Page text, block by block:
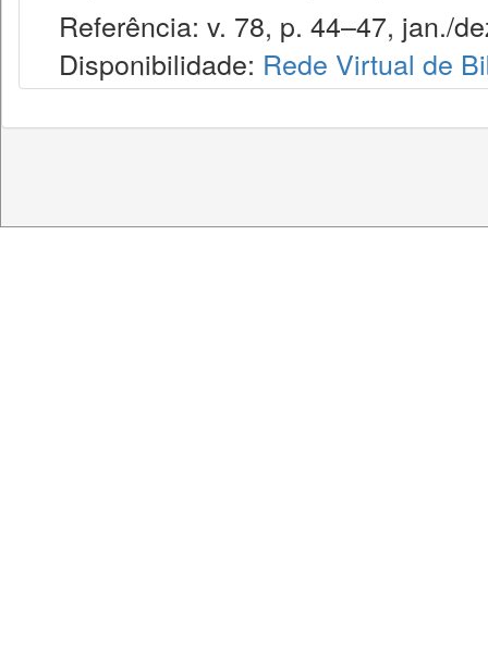
Referência: v. 78, p. 44–47, jan./
Disponibilidade: Rede Virtual de